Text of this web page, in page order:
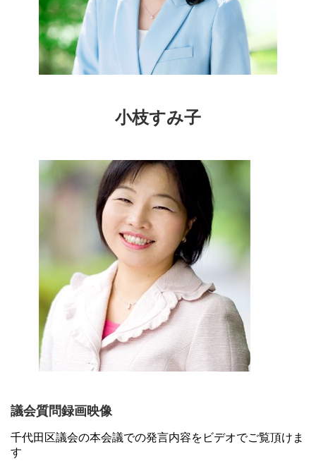
小枝すみ子
議会質問録画映像
千代田区議会の本会議での発言内容をビデオでご覧頂けま
す